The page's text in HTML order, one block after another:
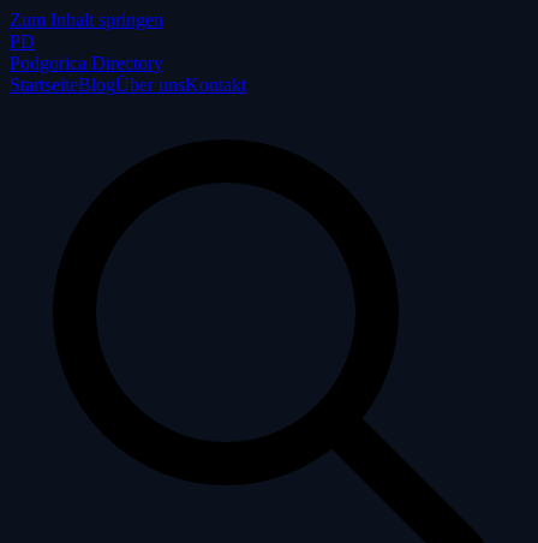
Zum Inhalt springen
PD
Podgorica Directory
StartseiteBlogÜber unsKontakt